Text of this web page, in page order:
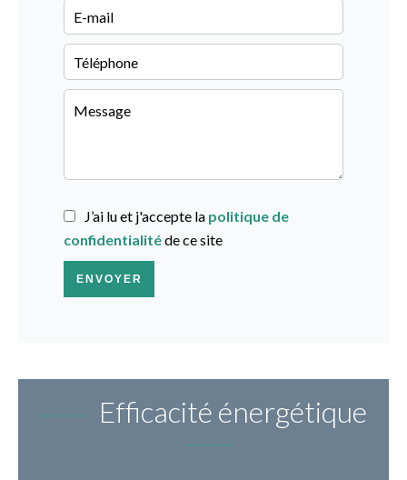
J’ai lu et j'accepte la politique de
confidentialitéde ce site
ENVOYER
Efficacité énergétique